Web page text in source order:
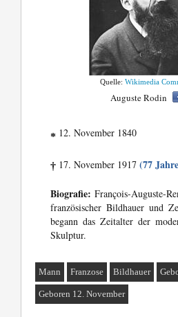
Quelle:Wikimedia
Auguste Rodin
* 12. November 1840
† 17. November 1917(77
Biografie: François-Auguste-
französischer Bildhauer und
begann das Zeitalter der
Skulptur.
Mann Franzose Bildhauer
Geboren 12. November